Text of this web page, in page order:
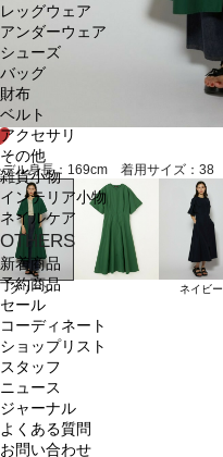
レッグウェア
アンダーウェア
シューズ
バッグ
財布
ベルト
アクセサリ
その他
雑貨小物
インテリア小物
ネイルケア
OTHERS
新着商品
予約商品
セール
コーディネート
ショップリスト
スタッフ
ニュース
ジャーナル
よくある質問
お問い合わせ
デル身長：169cm 着用サイズ：38
グリーン ネイビー